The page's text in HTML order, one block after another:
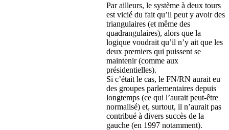
Par ailleurs, le système à deux tours
est vicié du fait qu’il peut y avoir des
triangulaires (et même des
quadrangulaires), alors que la
logique voudrait qu’il n’y ait que les
deux premiers qui puissent se
maintenir (comme aux
présidentielles).
Si c’était le cas, le FN/RN aurait eu
des groupes parlementaires depuis
longtemps (ce qui l’aurait peut-être
normalisé) et, surtout, il n’aurait pas
contribué à divers succès de la
gauche (en 1997 notamment).